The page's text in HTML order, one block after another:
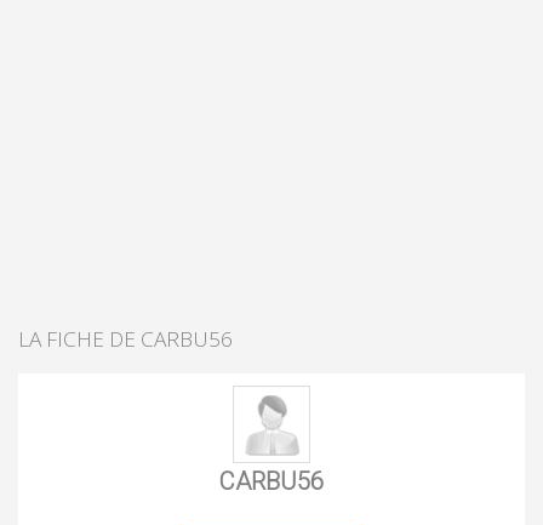
LA FICHE DE CARBU56
CARBU56